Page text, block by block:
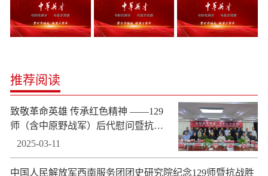
推荐阅读
致敬革命英雄 传承红色精神 ——129
师（含中原野战军）后代慰问暨抗战
胜利80周年活动在京举行
2025-03-11
中国人民解放军西南服务团团史研究院纪念129师暨抗战胜